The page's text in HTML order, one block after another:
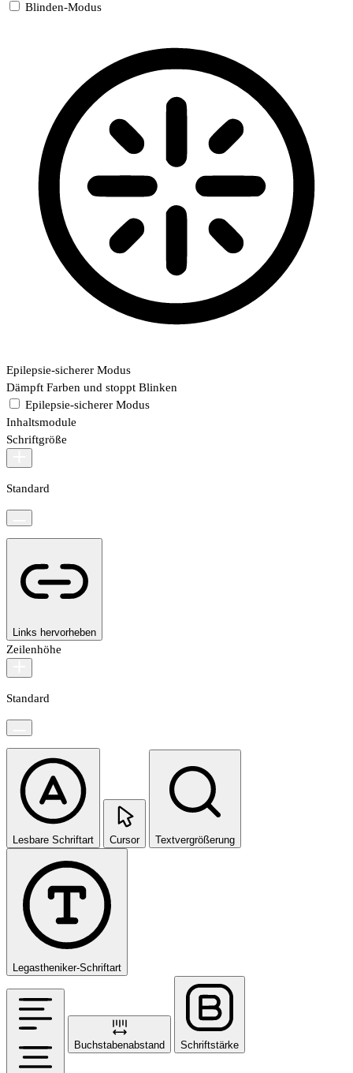
Blinden-Modus
Epilepsie-sicherer Modus
Dämpft Farben und stoppt Blinken
Epilepsie-sicherer Modus
Inhaltsmodule
Schriftgröße
Standard
Links hervorheben
Zeilenhöhe
Standard
Lesbare Schriftart Cursor Textvergrößerung
Legastheniker-Schriftart
Buchstabenabstand Schriftstärke